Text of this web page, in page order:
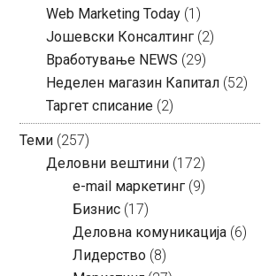
Web Marketing Today (1)
Јошевски Консалтинг (2)
Вработување NEWS (29)
Неделен магазин Капитал (52)
Таргет списание (2)
Теми (257)
Деловни вештини (172)
e-mail маркетинг (9)
Бизнис (17)
Деловна комуникација (6)
Лидерство (8)